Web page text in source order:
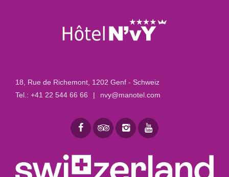
18, Rue de Richemont 1202 Genf - Schweiz
Tel.: +41 22 544 66 66 | nvy@manotel.com